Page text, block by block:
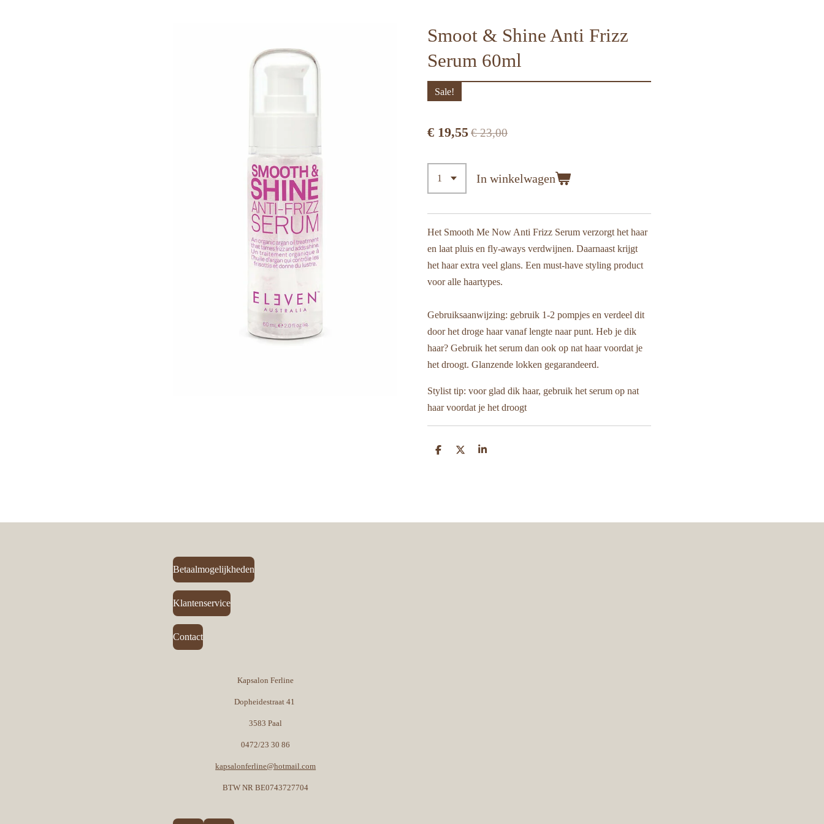
Smoot & Shine Anti Frizz
Serum 60ml
Sale!
€ 19,55€ 23,00
In winkelwagen
Het Smooth Me Now Anti Frizz Serum verzorgt het haar
en laat pluis en fly-aways verdwijnen. Daarnaast krijgt
het haar extra veel glans. Een must-have styling product
voor alle haartypes.
Gebruiksaanwijzing: gebruik 1-2 pompjes en verdeel dit
door het droge haar vanaf lengte naar punt. Heb je dik
haar? Gebruik het serum dan ook op nat haar voordat je
het droogt. Glanzende lokken gegarandeerd.
Stylist tip: voor glad dik haar, gebruik het serum op nat
haar voordat je het droogt
D
D
S
Betaalmogelijkheden
Klantenservice
Contact
Kapsalon Ferline
Dopheidestraat 41
3583 Paal
0472/23 30 86
kapsalonferline@hotmail.com
BTW NR BE0743727704